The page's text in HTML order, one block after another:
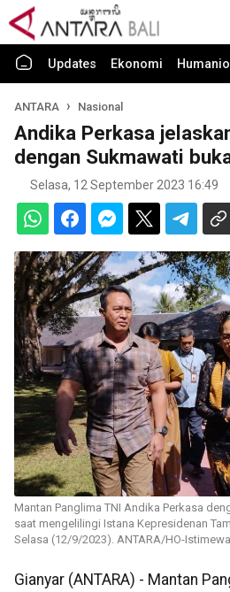
Updates Ekonomi
ANTARA Nasional
Andika Perkasa
dengan Sukmawati
Selasa, 12 September 2023 16:49
Mantan Panglima TNI Andika Perkasa
saat mengelilingi Istana Kepresidenan
Selasa (12/9/2023). ANTARA/HO-Istimewa
Gianyar (ANTARA) - Mantan